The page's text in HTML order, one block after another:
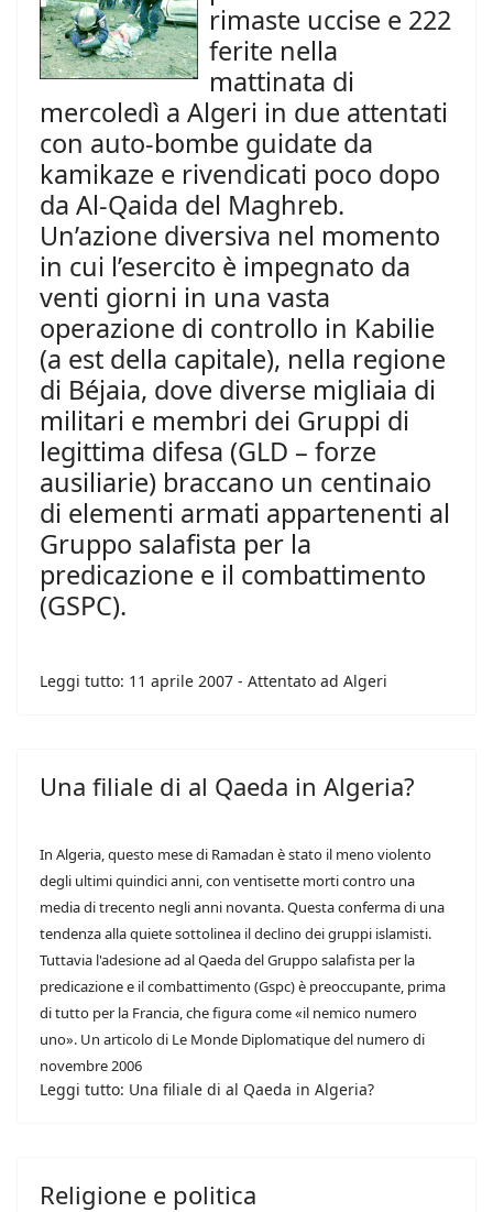
rimaste uccise e 222
ferite nella
mattinata di
mercoledì a Algeri in due attentati
con auto-bombe guidate da
kamikaze e rivendicati poco dopo
da Al-Qaida del Maghreb.
Un’azione diversiva nel momento
in cui l’esercito è impegnato da
venti giorni in una vasta
operazione di controllo in Kabilie
(a est della capitale), nella regione
di Béjaia, dove diverse migliaia di
militari e membri dei Gruppi di
legittima difesa (GLD – forze
ausiliarie) braccano un centinaio
di elementi armati appartenenti al
Gruppo salafista per la
predicazione e il combattimento
(GSPC).
Leggi tutto: 11 aprile 2007 - Attentato ad Algeri
Una filiale di al Qaeda in Algeria?
In Algeria, questo mese di Ramadan è stato il meno violento
degli ultimi quindici anni, con ventisette morti contro una
media di trecento negli anni novanta. Questa conferma di una
tendenza alla quiete sottolinea il declino dei gruppi islamisti.
Tuttavia l'adesione ad al Qaeda del Gruppo salafista per la
predicazione e il combattimento (Gspc) è preoccupante, prima
di tutto per la Francia, che figura come «il nemico numero
uno». Un articolo di Le Monde Diplomatique del numero di
novembre 2006
Leggi tutto: Una filiale di al Qaeda in Algeria?
Religione e politica